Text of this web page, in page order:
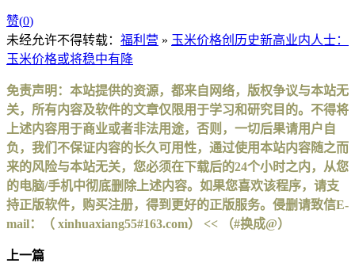
赞(0)
未经允许不得转载： 福利营 » 玉米价格创历史新高业内人士：
玉米价格或将稳中有降
免责声明：本站提供的资源，都来自网络，版权争议与本站无
关，所有内容及软件的文章仅限用于学习和研究目的。不得将
上述内容用于商业或者非法用途，否则，一切后果请用户自
负，我们不保证内容的长久可用性，通过使用本站内容随之而
来的风险与本站无关，您必须在下载后的24个小时之内，从您
的电脑/手机中彻底删除上述内容。如果您喜欢该程序，请支
持正版软件，购买注册，得到更好的正版服务。侵删请致信E-
mail：（ xinhuaxiang55#163.com） << （#换成@）
上一篇